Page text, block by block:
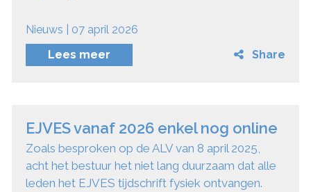
Nieuws | 07 april 2026
Lees meer
Share
EJVES vanaf 2026 enkel nog online
Zoals besproken op de ALV van 8 april 2025,
acht het bestuur het niet lang duurzaam dat alle
leden het EJVES tijdschrift fysiek ontvangen.